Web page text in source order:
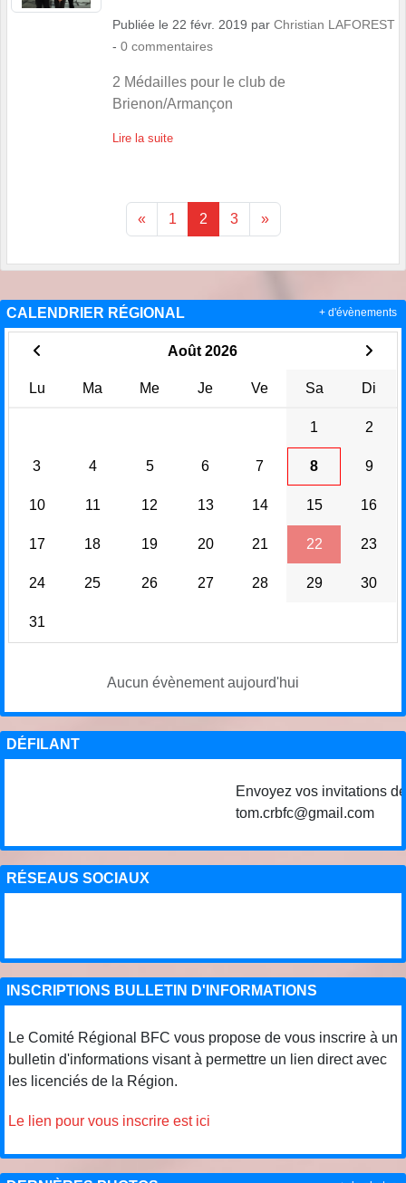
Publiée le 22 févr. 2019 par Christian LAFOREST
- 0 commentaires
2 Médailles pour le club de
Brienon/Armançon
Lire la suite
« 1 2 3 »
CALENDRIER RÉGIONAL
Août 2026
Lu Ma Me Je Ve Sa Di
1 2
3 4 5 6 7 8 9
10 11 12 13 14 15 16
17 18 19 20 21 22 23
24 25 26 27 28 29 30
31
Aucun évènement aujourd'hui
+ d'évènements
DÉFILANT
Envoyez vos invitations de
tom.crbfc@gmail.com
RÉSEAUS SOCIAUX
INSCRIPTIONS BULLETIN D'INFORMATIONS
Le Comité Régional BFC vous propose de vous inscrire à un
bulletin d'informations visant à permettre un lien direct avec
les licenciés de la Région.
Le lien pour vous inscrire est ici